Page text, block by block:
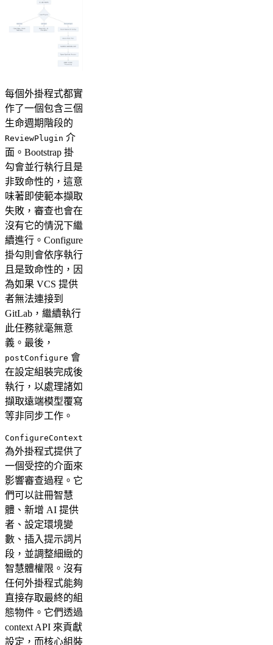
每個外掛程式都實
作了一個包含三個
生命週期階段的
ReviewPlugin 介
面。Bootstrap 掛
勾會並行執行且是
非致命性的，這意
味著即使範本擷取
失敗，審查也會在
沒有它的情況下繼
續進行。Configure
掛勾則會依序執行
且是致命性的，因
為如果 VCS 提供
者無法連接到
GitLab，繼續執行
此任務就毫無意
義。最後，
postConfigure 會
在設定組裝完成後
執行，以處理諸如
擷取遠端模型覆寫
等非同步工作。
ConfigureContext
為外掛程式提供了
一個受控的介面來
影響審查過程。它
們可以註冊智慧
體、新增 AI 提供
者、設定環境變
數、插入提示詞片
段，並調整細緻的
智慧體權限。沒有
任何外掛程式能夠
直接存取最終的組
態物件。它們透過
context API 來貢獻
設定，而核心組裝